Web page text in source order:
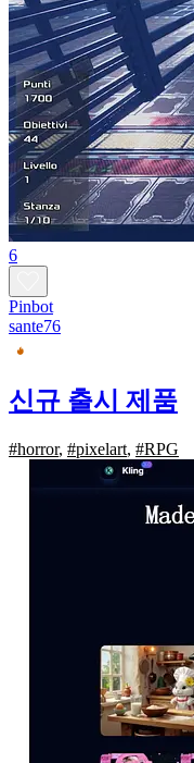
6
Pinbot
sante76
신규 출시 제품
#horror, #pixelart, #RPG